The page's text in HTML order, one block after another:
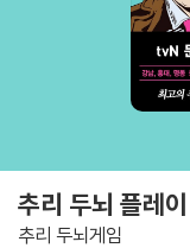
추리 두뇌 플레이
추리 두뇌게임